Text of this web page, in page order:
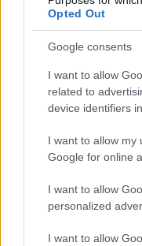
Opted Out
Google consents
I want to allow
related to
device identifiers
I want to allow my
Google for online
I want to allow
personalized
I want to allow
Adja meg
meg e-mail címét:
Megismertem és
Nem szeretne lemaradni
legfrissebb információkkal